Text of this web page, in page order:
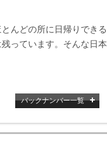
んどの所に日帰りできる
っています。そんな日本
バックナンバー一覧